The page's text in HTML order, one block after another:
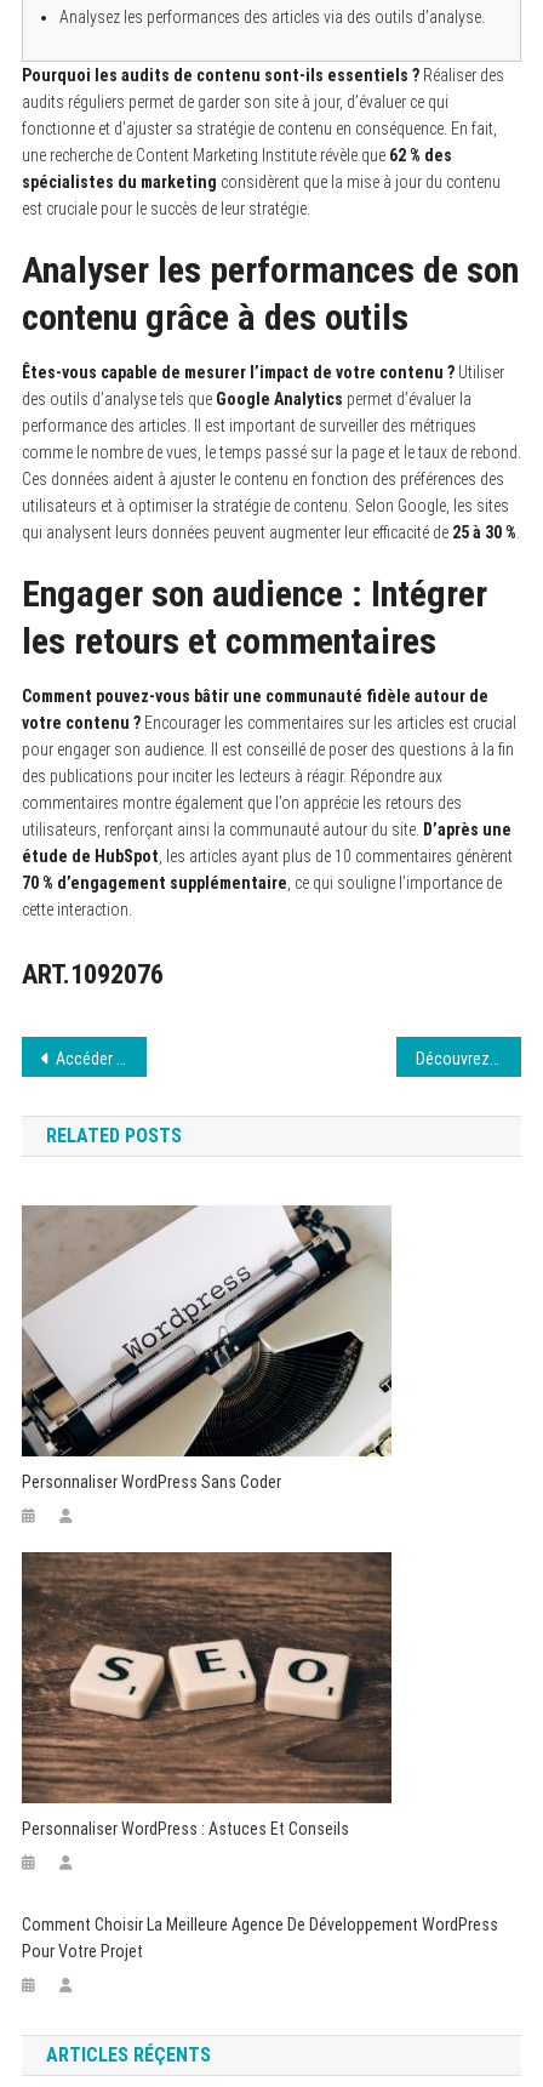
Analysez les performances des articles via des outils d’analyse.
Pourquoi les audits de contenu sont-ils essentiels ?Réaliser des
audits réguliers permet de garder son site à jour, d’évaluer ce qui
fonctionne et d’ajuster sa stratégie de contenu en conséquence. En fait,
une recherche de Content Marketing Institute révèle que 62 % des
spécialistes du marketing considèrent que la mise à jour du contenu
est cruciale pour le succès de leur stratégie.
Analyser les performances de son
contenu grâce à des outils
Êtes-vous capable de mesurer l’impact de votre contenu ?Utiliser
des outils d’analyse tels que Google Analytics permet d’évaluer la
performance des articles. Il est important de surveiller des métriques
comme le nombre de vues, le temps passé sur la page et le taux de rebond.
Ces données aident à ajuster le contenu en fonction des préférences des
utilisateurs et à optimiser la stratégie de contenu. Selon Google, les sites
qui analysent leurs données peuvent augmenter leur efficacité de 25 à 30 %
Engager son audience : Intégrer
les retours et commentaires
Comment pouvez-vous bâtir une communauté fidèle autour de
votre contenu ?Encourager les commentaires sur les articles est crucial
pour engager son audience. Il est conseillé de poser des questions à la fin
des publications pour inciter les lecteurs à réagir. Répondre aux
commentaires montre également que l’on apprécie les retours des
utilisateurs, renforçant ainsi la communauté autour du site. D’après une
étude de HubSpot , les articles ayant plus de 10 commentaires génèrent
70 % d’engagement supplémentaire , ce qui souligne l’importance de
cette interaction.
ART.1092076
Navigation
de
l’article
Accéder à Frenchstream : Guide et astuces
RELATED POSTS
Personnaliser WordPress Sans Coder
Personnaliser WordPress : Astuces Et Conseils
Comment Choisir La Meilleure Agence De Développement WordPress
Pour Votre Projet
ARTICLES RÉÇENTS